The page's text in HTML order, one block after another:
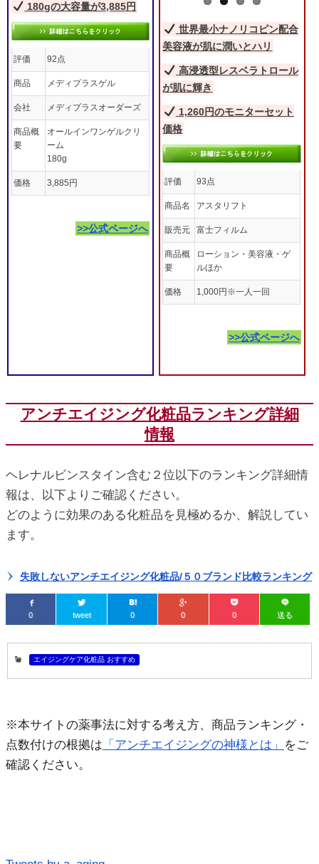
180gの大容量が3,885円
評価 92点
商品 メディプラスゲル
会社 メディプラスオーダーズ
商品概
要
オールインワンゲルクリ
ーム
180g
価格 3,885円
>>公式ページへ
世界最小ナノリコピン配合
美容液が肌に潤いとハリ
高浸透型レスベラトロール
が肌に輝き
1,260円のモニターセット
価格
評価 93点
商品名 アスタリフト
販売元 富士フィルム
商品概
要
ローション・美容液・ゲ
ルほか
価格 1,000円※一人一回
>>公式ページへ
アンチエイジング化粧品ランキング詳細
情報
ヘレナルビンスタイン含む２位以下のランキング詳細情
報は、以下よりご確認ください。
どのように効果のある化粧品を見極めるか、解説してい
ます。
失敗しないアンチエイジング化粧品/５０ブランド比較ランキング
0 tweet 0 0 0 送る
エイジングケア化粧品 おすすめ
※本サイトの薬事法に対する考え方、商品ランキング・
点数付けの根拠は 「アンチエイジングの神様とは」
をご
確認ください。